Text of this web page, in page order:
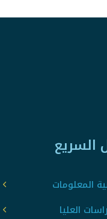
السريع
المعلومات
العليا